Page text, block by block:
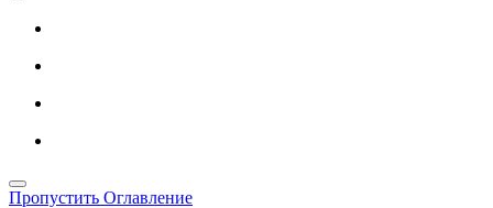
Пропустить Оглавление